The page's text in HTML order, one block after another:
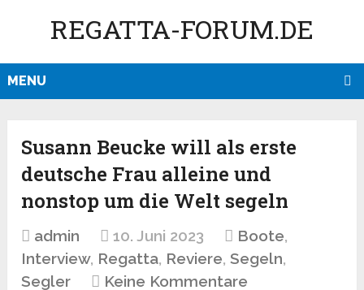
REGATTA-FORUM.DE
MENU
Susann Beucke will als erste
deutsche Frau alleine und
nonstop um die Welt segeln
admin 10. Juni 2023 Boote,
Interview, Regatta, Reviere,Segeln,
Segler
Keine Kommentare